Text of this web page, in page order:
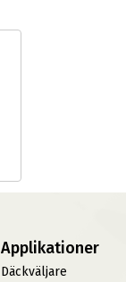
Applikationer
Däckväljare